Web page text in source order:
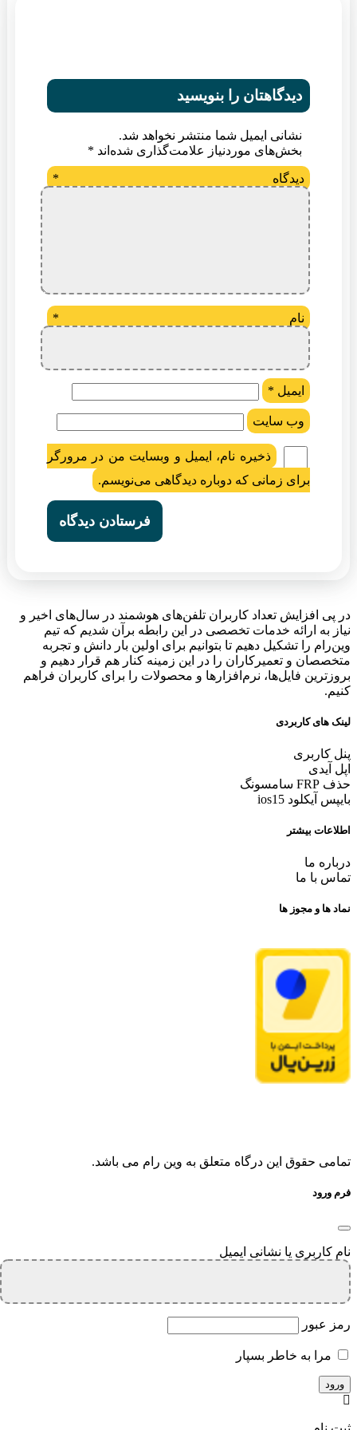
دیدگاهتان را بنویسید
نشانی ایمیل شما منتشر نخواهد شد.
بخش‌های موردنیاز علامت‌گذاری شده‌اند *
دیدگاه *
نام *
ایمیل *
وب‌ سایت
ذخیره نام، ایمیل و وبسایت من در مرورگر
برای زمانی که دوباره دیدگاهی می‌نویسم.
در پی افزایش تعداد کاربران تلفن‌های هوشمند در سال‌های اخیر و
نیاز به ارائه خدمات تخصصی در این رابطه برآن شدیم که تیم
وین‌رام را تشکیل دهیم تا بتوانیم برای اولین بار دانش و تجربه
متخصصان و تعمیرکاران را در این زمینه کنار هم قرار دهیم و
بروزترین فایل‌ها، نرم‌افزارها و محصولات را برای کاربران فراهم
کنیم.
لینک های کاربردی
پنل کاربری
اپل آیدی
حذف FRP سامسونگ
بایپس آیکلود ios15
اطلاعات بیشتر
درباره ما
تماس با ما
نماد ها و مجوز ها
تمامی حقوق این درگاه متعلق به وین رام می باشد.
فرم ورود
نام کاربری یا نشانی ایمیل
رمز عبور
مرا به خاطر بسپار